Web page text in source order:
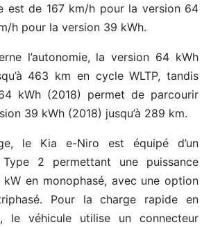
est de 167 km/h pour la version 64
h pour la version 39 kWh.
l’autonomie, la version 64 kWh
463 km en cycle WLTP, tandis
kWh (2018) permet de parcourir
39 kWh (2018) jusqu’à 289 km.
le Kia e-Niro est équipé d’un
2 permettant une puissance
kW en monophasé, avec une option
Pour la charge rapide en
le véhicule utilise un connecteur